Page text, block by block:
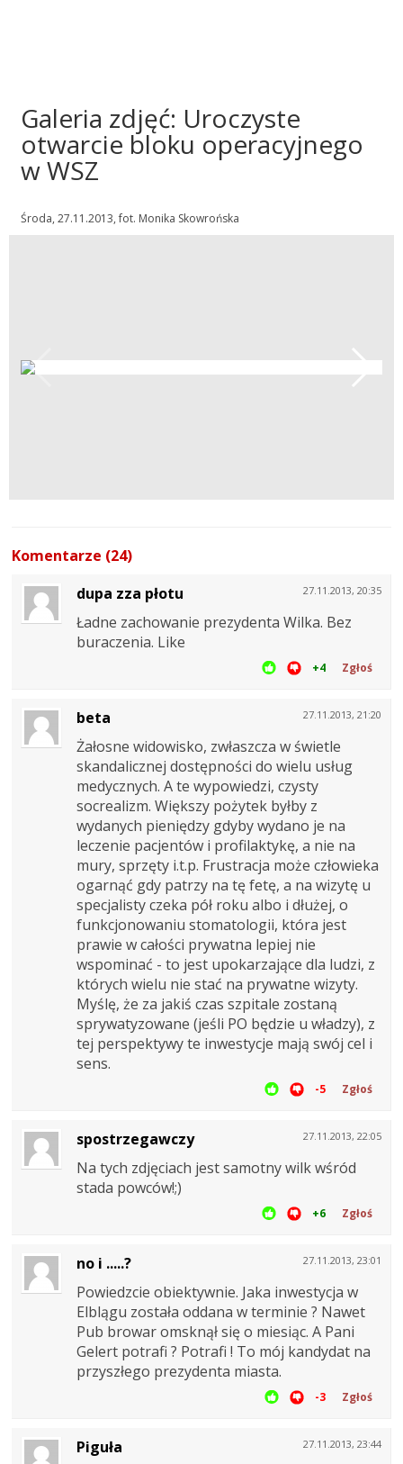
Galeria zdjęć: Uroczyste
otwarcie bloku operacyjnego
w WSZ
Środa, 27.11.2013, fot. Monika Skowrońska
Komentarze (24)
27.11.2013, 20:35
dupa zza płotu
Ładne zachowanie prezydenta Wilka. Bez
buraczenia. Like
+4 Zgłoś
27.11.2013, 21:20
beta
Żałosne widowisko, zwłaszcza w świetle
skandalicznej dostępności do wielu usług
medycznych. A te wypowiedzi, czysty
socrealizm. Większy pożytek byłby z
wydanych pieniędzy gdyby wydano je na
leczenie pacjentów i profilaktykę, a nie na
mury, sprzęty i.t.p. Frustracja może człowieka
ogarnąć gdy patrzy na tę fetę, a na wizytę u
specjalisty czeka pół roku albo i dłużej, o
funkcjonowaniu stomatologii, która jest
prawie w całości prywatna lepiej nie
wspominać - to jest upokarzające dla ludzi, z
których wielu nie stać na prywatne wizyty.
Myślę, że za jakiś czas szpitale zostaną
sprywatyzowane (jeśli PO będzie u władzy), z
tej perspektywy te inwestycje mają swój cel i
sens.
-5 Zgłoś
27.11.2013, 22:05
spostrzegawczy
Na tych zdjęciach jest samotny wilk wśród
stada powców!;)
+6 Zgłoś
27.11.2013, 23:01
no i .....?
Powiedzcie obiektywnie. Jaka inwestycja w
Elblągu została oddana w terminie ? Nawet
Pub browar omsknął się o miesiąc. A Pani
Gelert potrafi ? Potrafi ! To mój kandydat na
przyszłego prezydenta miasta.
-3 Zgłoś
27.11.2013, 23:44
Piguła